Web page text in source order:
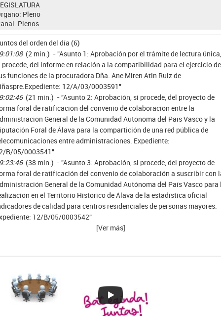
Pleno
Plenos
del orden del día (6)
(2 min.) - "Asunto 1: Aprobación por el trámite de lectura única,
procede, del informe en relación a la compatibilidad para el ejercicio de
funciones de la procuradora Dña. Ane Miren Atin Ruiz de
12/A/03/0003591"
(21 min.) - "Asunto 2: Aprobación, si procede, del proyecto de
foral de ratificación del convenio de colaboración entre la
General de la Comunidad Autónoma del País Vasco y la
Foral de Álava para la compartición de una red pública de
entre administraciones. Expediente:
B/05/0003541"
(38 min.) - "Asunto 3: Aprobación, si procede, del proyecto de
foral de ratificación del convenio de colaboración a suscribir con
General de la Comunidad Autónoma del País Vasco para
en el Territorio Histórico de Álava de la estadística oficial
de calidad para centros residenciales de personas mayores.
12/B/05/0003542"
[Ver más]